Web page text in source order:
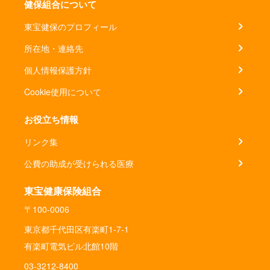
健保組合について
東宝健保のプロフィール
所在地・連絡先
個人情報保護方針
Cookie使用について
お役立ち情報
リンク集
公費の助成が受けられる医療
東宝健康保険組合
〒100-0006
東京都千代田区有楽町1-7-1
有楽町電気ビル北館10階
03-3212-8400